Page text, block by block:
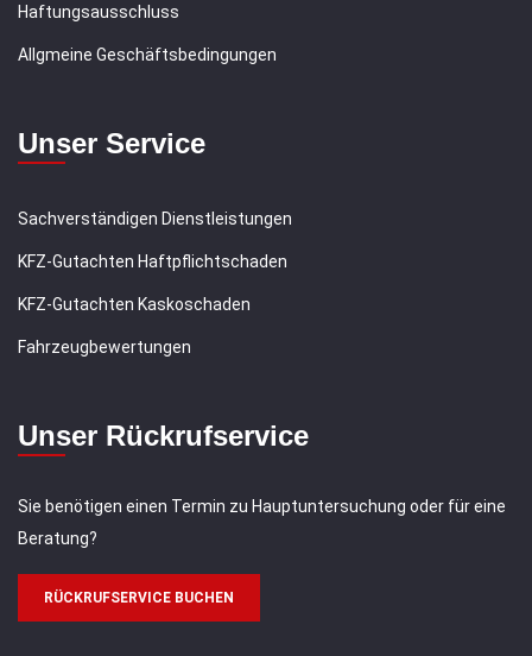
Haftungsausschluss
Allgmeine Geschäftsbedingungen
Unser Service
Sachverständigen Dienstleistungen
KFZ-Gutachten Haftpflichtschaden
KFZ-Gutachten Kaskoschaden
Fahrzeugbewertungen
Unser Rückrufservice
Sie benötigen einen Termin zu Hauptuntersuchung oder für eine
Beratung?
RÜCKRUFSERVICE BUCHEN